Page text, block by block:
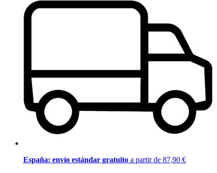
España: envío estándar gratuito a partir de 87,90 €